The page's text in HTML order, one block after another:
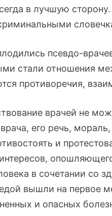
в лучшую
псевдо-
стали отношения
противоречия,
врачей не
его речь,
и
в сочетании со
вышли на первое
и опасных